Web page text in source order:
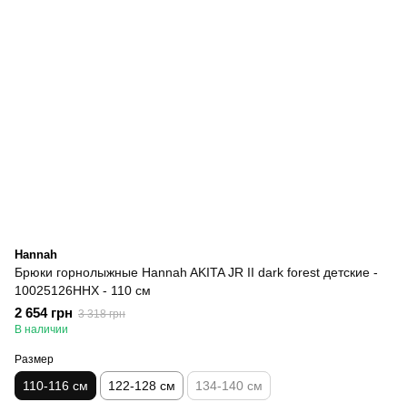
Hannah
Брюки горнолыжные Hannah AKITA JR II dark forest детские -
10025126HHX - 110 см
2 654 грн 3 318 грн
В наличии
Размер
110-116 см 122-128 см 134-140 см